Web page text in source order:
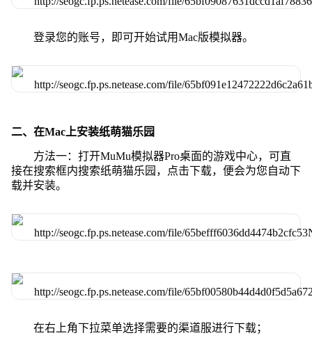
登录您的账号，即可开始试用Mac版模拟器。
二、在Mac上安装纸萌猫乐园
方法一：打开MuMu模拟器Pro桌面的游戏中心，可直
接在搜索框内搜索纸萌猫乐园，点击下载，便会为您自动下
载并安装。
在右上角下拉菜单选择需要的渠道服进行下载；